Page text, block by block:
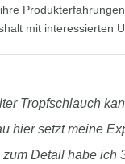
mit interessierten
Tropfschlauch
hier setzt meine
Detail habe ich